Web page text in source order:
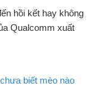
hồi kết hay không
Qualcomm xuất
biết mèo nào